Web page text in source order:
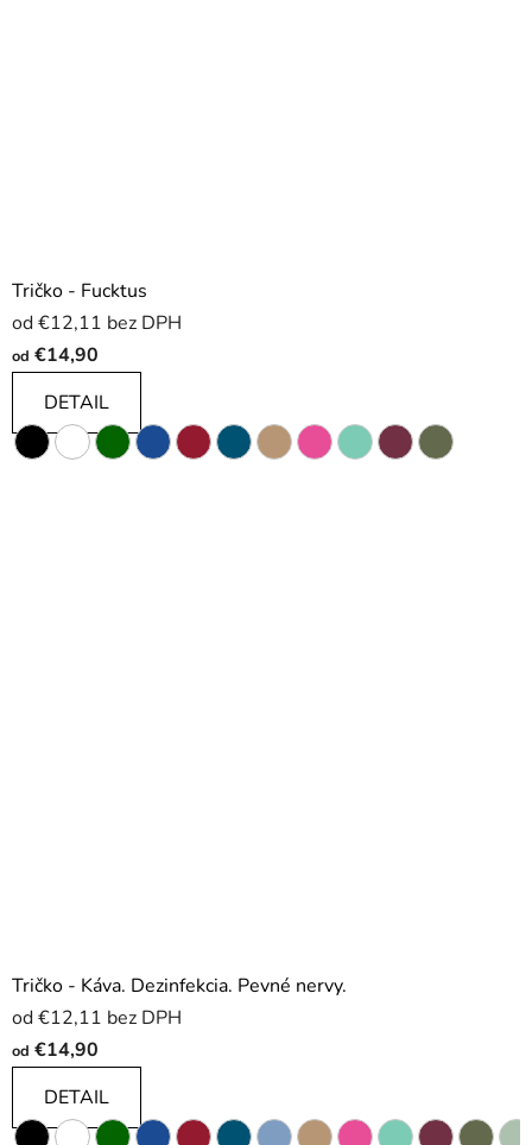
Tričko - Fucktus
od €12,11 bez DPH
od €14,90
DETAIL
Tričko - Káva. Dezinfekcia. Pevné nervy.
od €12,11 bez DPH
od €14,90
DETAIL